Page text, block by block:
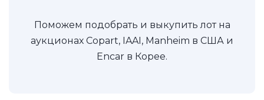
Поможем подобрать и выкупить лот на
аукционах Copart, IAAI, Manheim в США и
Encar в Корее.